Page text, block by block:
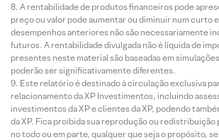
A rentabilidade de produtos financeiros pode
preço ou valor pode aumentar ou diminuir num curto
desempenhos anteriores não são necessariamente
futuros. A rentabilidade divulgada não é líquida de
presentes neste material são baseadas em
poderão ser significativamente diferentes.
Este relatório é destinado à circulação exclusiva
relacionamento da XP Investimentos, incluindo
investimentos da XP e clientes da XP, podendo
da XP. Fica proibida sua reprodução ou redistribuição
no todo ou em parte, qualquer que seja o propósito,